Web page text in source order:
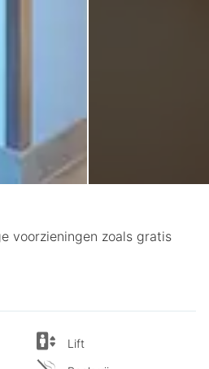
voorzieningen zoals gratis
Lift